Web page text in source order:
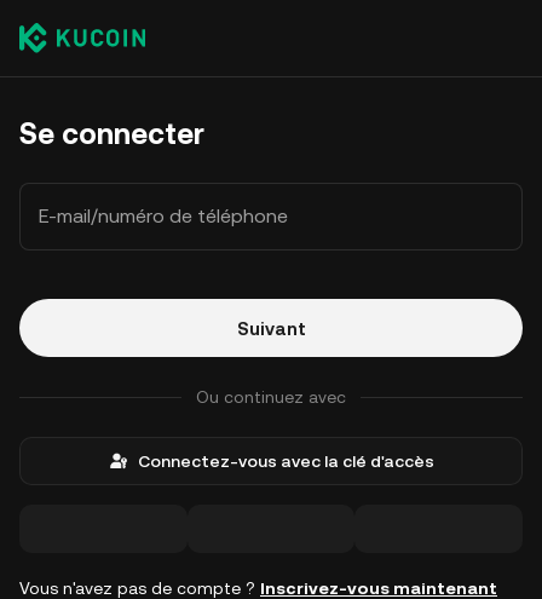
Se connecter
E-mail/numéro de téléphone
Suivant
Ou continuez avec
Connectez-vous avec la clé d'accès
Vous n'avez pas de compte ? Inscrivez-vous maintenant